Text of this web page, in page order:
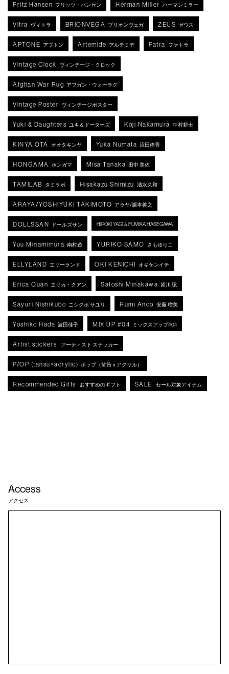
Fritz Hansen フリッツ・ハンセン Herman Miller ハーマンミラー
Vitra ヴィトラ BRIONVEGA ブリオンヴェガ ZEUS ゼウス
APTONE アプトン Artemide アルテミデ Fatra ファトラ
Vintage Clock ヴィンテージ・クロック
Afghan War Rug アフガン・ウォーラグ
Vintage Poster ヴィンテージポスター
Yuki & Daughters ユキ＆ドーターズ Koji Nakamura 中村耕士
KINYA OTA オオタキンヤ Yuka Numata 沼田侑香
HONGAMA ホンガマ Misa Tanaka 田中 美佐
TAMILAB タミラボ Hisakazu Shimizu 清水久和
ARAYA/YOSHIYUKI TAKIMOTO アラヤ/瀧本善之
DOLLSSAN ドールズサン HIROKI YAGI & FUMIKA HASEGAWA
Yuu Minamimura 南村遊 YURIKO SAMO さもゆりこ
ELLYLAND エリーランド OKI KENICHI オキケンイチ
Erica Quan エリカ・クアン Satoshi Minakawa 皆川 聡
Sayuri Nishikubo ニシクボ サユリ Rumi Ando 安藤 瑠美
Yoshiko Hada 波田佳子 MIX UP #04 ミックスアップ#04
Artist stickers アーティスト ステッカー
P/OP (tansu×acrylic) ポップ（箪笥ｘアクリル）
Recommended Gifts おすすめのギフト SALE セール対象アイテム
Access
アクセス